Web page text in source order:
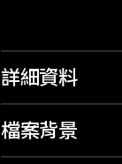
詳細資料
檔案背景